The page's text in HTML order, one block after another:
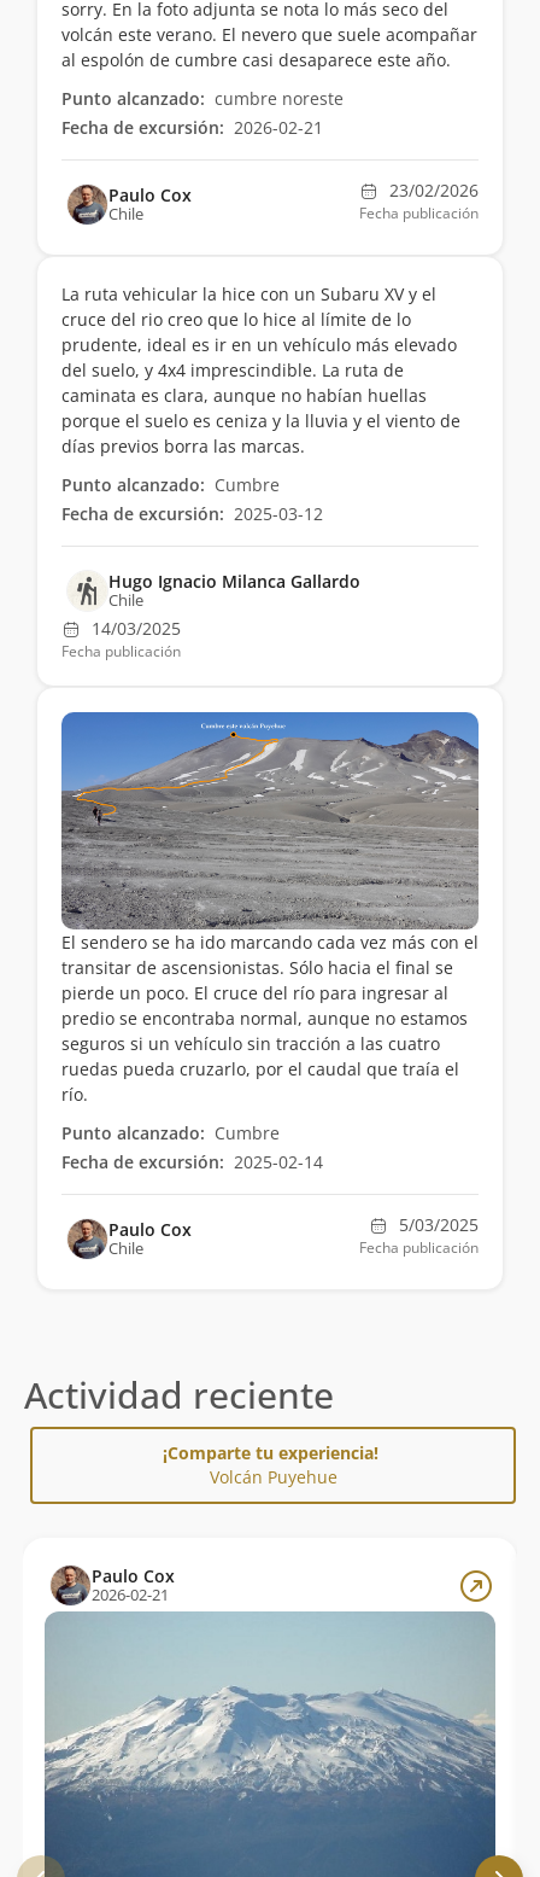
sorry. En la foto adjunta se nota lo más seco del
volcán este verano. El nevero que suele acompañar
al espolón de cumbre casi desaparece este año.
Punto alcanzado: cumbre noreste
Fecha de excursión: 2026-02-21
Paulo Cox
Chile
23/02/2026
Fecha publicación
La ruta vehicular la hice con un Subaru XV y el
cruce del rio creo que lo hice al límite de lo
prudente, ideal es ir en un vehículo más elevado
del suelo, y 4x4 imprescindible. La ruta de
caminata es clara, aunque no habían huellas
porque el suelo es ceniza y la lluvia y el viento de
días previos borra las marcas.
Punto alcanzado: Cumbre
Fecha de excursión: 2025-03-12
Hugo Ignacio Milanca Gallardo
Chile
14/03/2025
Fecha publicación
El sendero se ha ido marcando cada vez más con el
transitar de ascensionistas. Sólo hacia el final se
pierde un poco. El cruce del río para ingresar al
predio se encontraba normal, aunque no estamos
seguros si un vehículo sin tracción a las cuatro
ruedas pueda cruzarlo, por el caudal que traía el
río.
Punto alcanzado: Cumbre
Fecha de excursión: 2025-02-14
Paulo Cox
Chile
5/03/2025
Fecha publicación
Actividad reciente
¡Comparte tu experiencia!
Volcán Puyehue
Paulo Cox
2026-02-21